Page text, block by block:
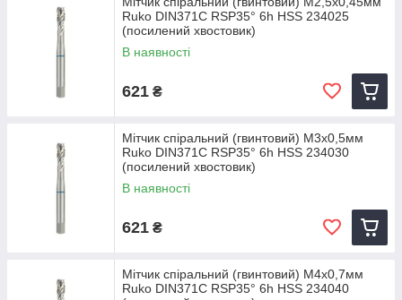
Ruko DIN371C RSP35° 6h HSS 234025
(посилений хвостовик)
В наявності
621 ₴
Мітчик спіральний (гвинтовий) M3х0,5мм
Ruko DIN371C RSP35° 6h HSS 234030
(посилений хвостовик)
В наявності
621 ₴
Мітчик спіральний (гвинтовий) M4х0,7мм
Ruko DIN371C RSP35° 6h HSS 234040